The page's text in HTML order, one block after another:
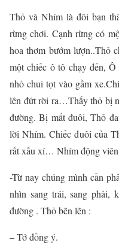
Thỏ và Nhím là đôi bạn
rừng chơi. Cạnh rừng có
hoa thơm bướm lượn..Thỏ
một chiếc ô tô chạy đến,
nhỏ chui tọt vào gầm
lên đứt rời ra…Thấy thỏ bị
đường. Bị mất đuôi, Thỏ
lời Nhím. Chiếc đuôi của
rất xấu xí… Nhím động
-Từ nay chúng mình cần
nhìn sang trái, sang phải,
đường . Thỏ bẽn lẽn :
– Tớ đồng ý.